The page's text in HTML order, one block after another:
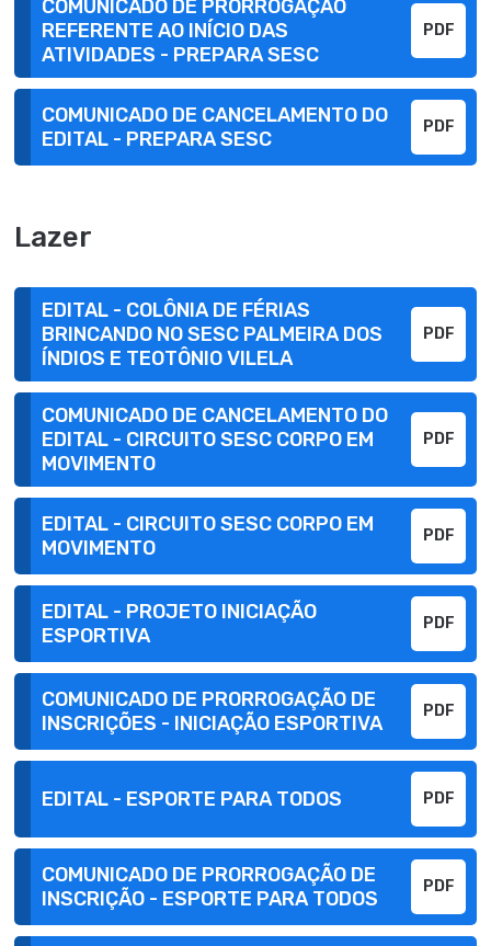
COMUNICADO DE PRORROGAÇÃO
REFERENTE AO INÍCIO DAS
ATIVIDADES - PREPARA SESC
PDF
COMUNICADO DE CANCELAMENTO DO
EDITAL - PREPARA SESC
PDF
Lazer
EDITAL - COLÔNIA DE FÉRIAS
BRINCANDO NO SESC PALMEIRA DOS
ÍNDIOS E TEOTÔNIO VILELA
PDF
COMUNICADO DE CANCELAMENTO DO
EDITAL - CIRCUITO SESC CORPO EM
MOVIMENTO
PDF
EDITAL - CIRCUITO SESC CORPO EM
MOVIMENTO
PDF
EDITAL - PROJETO INICIAÇÃO
ESPORTIVA
PDF
COMUNICADO DE PRORROGAÇÃO DE
INSCRIÇÕES - INICIAÇÃO ESPORTIVA
PDF
EDITAL - ESPORTE PARA TODOS PDF
COMUNICADO DE PRORROGAÇÃO DE
INSCRIÇÃO - ESPORTE PARA TODOS
PDF